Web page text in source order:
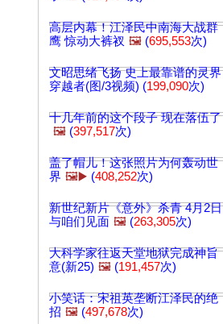
高层内幕！江泽民中南海大战群
鹰 惊动大裤衩 🖼️ (695,553次)
文昭思绪飞扬 史上最靠谱的灵界
穿越者(图/3视频) (199,090次)
十几年前的这个段子 现在落伍了
🖼️ (397,517次)
盖了帽儿！这张照片为何轰动世
界 🖼️▶️ (408,252次)
新世纪新片《意外》杀青 4月2日
与咱们见面 🖼️ (263,305次)
大科学家往返天堂地狱完成神旨
意(新25) 🖼️ (191,457次)
小笑话：宋祖英垄断江泽民的绝
招 🖼️ (497,678次)